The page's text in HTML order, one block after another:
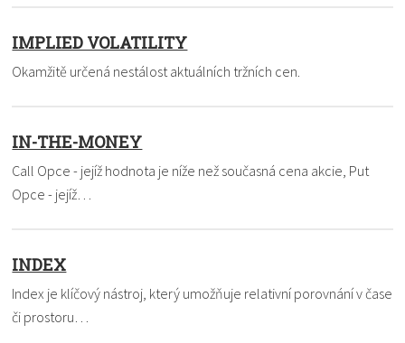
IMPLIED VOLATILITY
Okamžitě určená nestálost aktuálních tržních cen.
IN-THE-MONEY
Call Opce - jejíž hodnota je níže než současná cena akcie, Put
Opce - jejíž…
INDEX
Index je klíčový nástroj, který umožňuje relativní porovnání v čase
či prostoru…